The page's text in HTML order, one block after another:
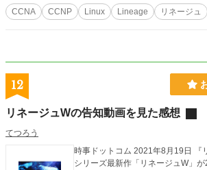
CCNA CCNP Linux Lineage リネージュ
12
リネージュWの告知動画を見た感想
てつろう
時事ドットコム 2021年8月19日 『
シリーズ最新作「リネージュW」